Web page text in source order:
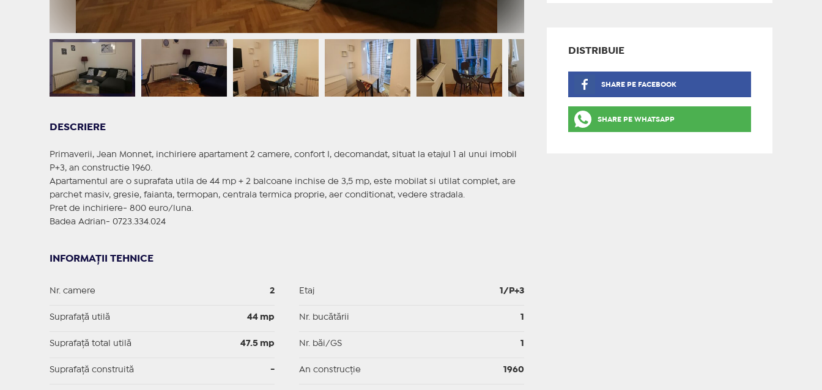
DESCRIERE
Primaverii, Jean Monnet, inchiriere apartament 2 camere, confort I, decomandat, situat la etajul 1 al unui imobil
P+3, an constructie 1960.
Apartamentul are o suprafata utila de 44 mp + 2 balcoane inchise de 3,5 mp, este mobilat si utilat complet, are
parchet masiv, gresie, faianta, termopan, centrala termica proprie, aer conditionat, vedere stradala.
Pret de inchiriere- 800 euro/luna.
Badea Adrian- 0723.334.024
INFORMAȚII TEHNICE
Nr. camere 2
Suprafaţă utilă 44 mp
Suprafaţă total utilă 47.5 mp
Suprafaţă construită -
Etaj 1/P+3
Nr. bucătării
Nr. băi/GS
An construcție 1960
DISTRIBUIE
SHARE PE FACEBOOK
SHARE PE WHATSAPP